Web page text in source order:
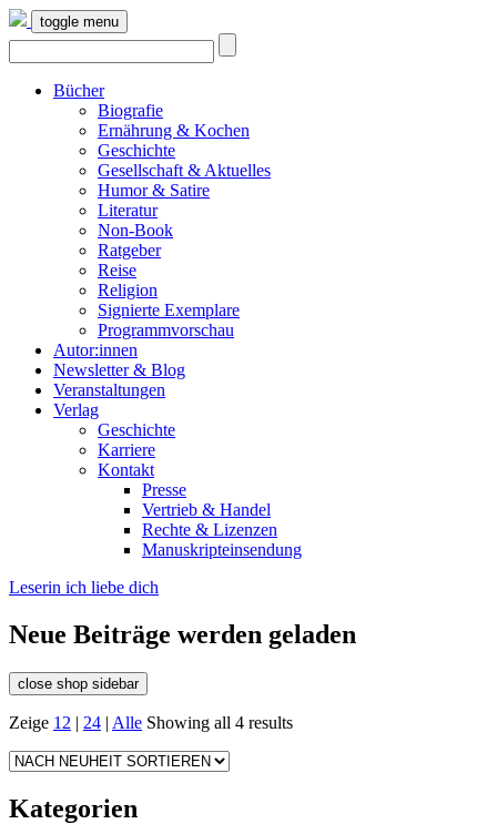
toggle menu
Bücher
Biografie
Ernährung & Kochen
Geschichte
Gesellschaft & Aktuelles
Humor & Satire
Literatur
Non-Book
Ratgeber
Reise
Religion
Signierte Exemplare
Programmvorschau
Autor:innen
Newsletter & Blog
Veranstaltungen
Verlag
Geschichte
Karriere
Kontakt
Presse
Vertrieb & Handel
Rechte & Lizenzen
Manuskripteinsendung
Leserin ich liebe dich
Neue Beiträge werden geladen
close shop sidebar
Zeige 12 | 24 | Alle Showing all 4 results
Kategorien